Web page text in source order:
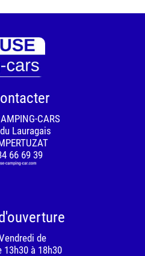
CARS
Lauragais
66 69 39
de
13h30 à 18h30